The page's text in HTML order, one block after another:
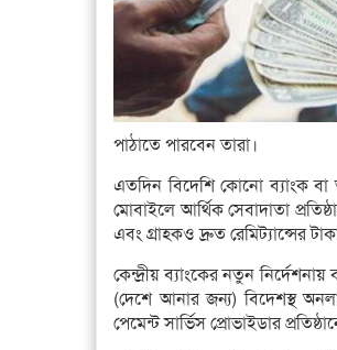
পাঠাতে পারবেন তারা।
এতদিন বিদেশি কোনো ব্যাংক বা
মোবাইলে আর্থিক সেবাদাতা
এবং গ্রাহকও দ্রুত রেমিট্যান্সের
কেন্দ্রীয় ব্যাংকের নতুন
(দেশে আনার জন্য) বিদেশস্থ
পেমেন্ট সার্ভিস প্রোভাইডার